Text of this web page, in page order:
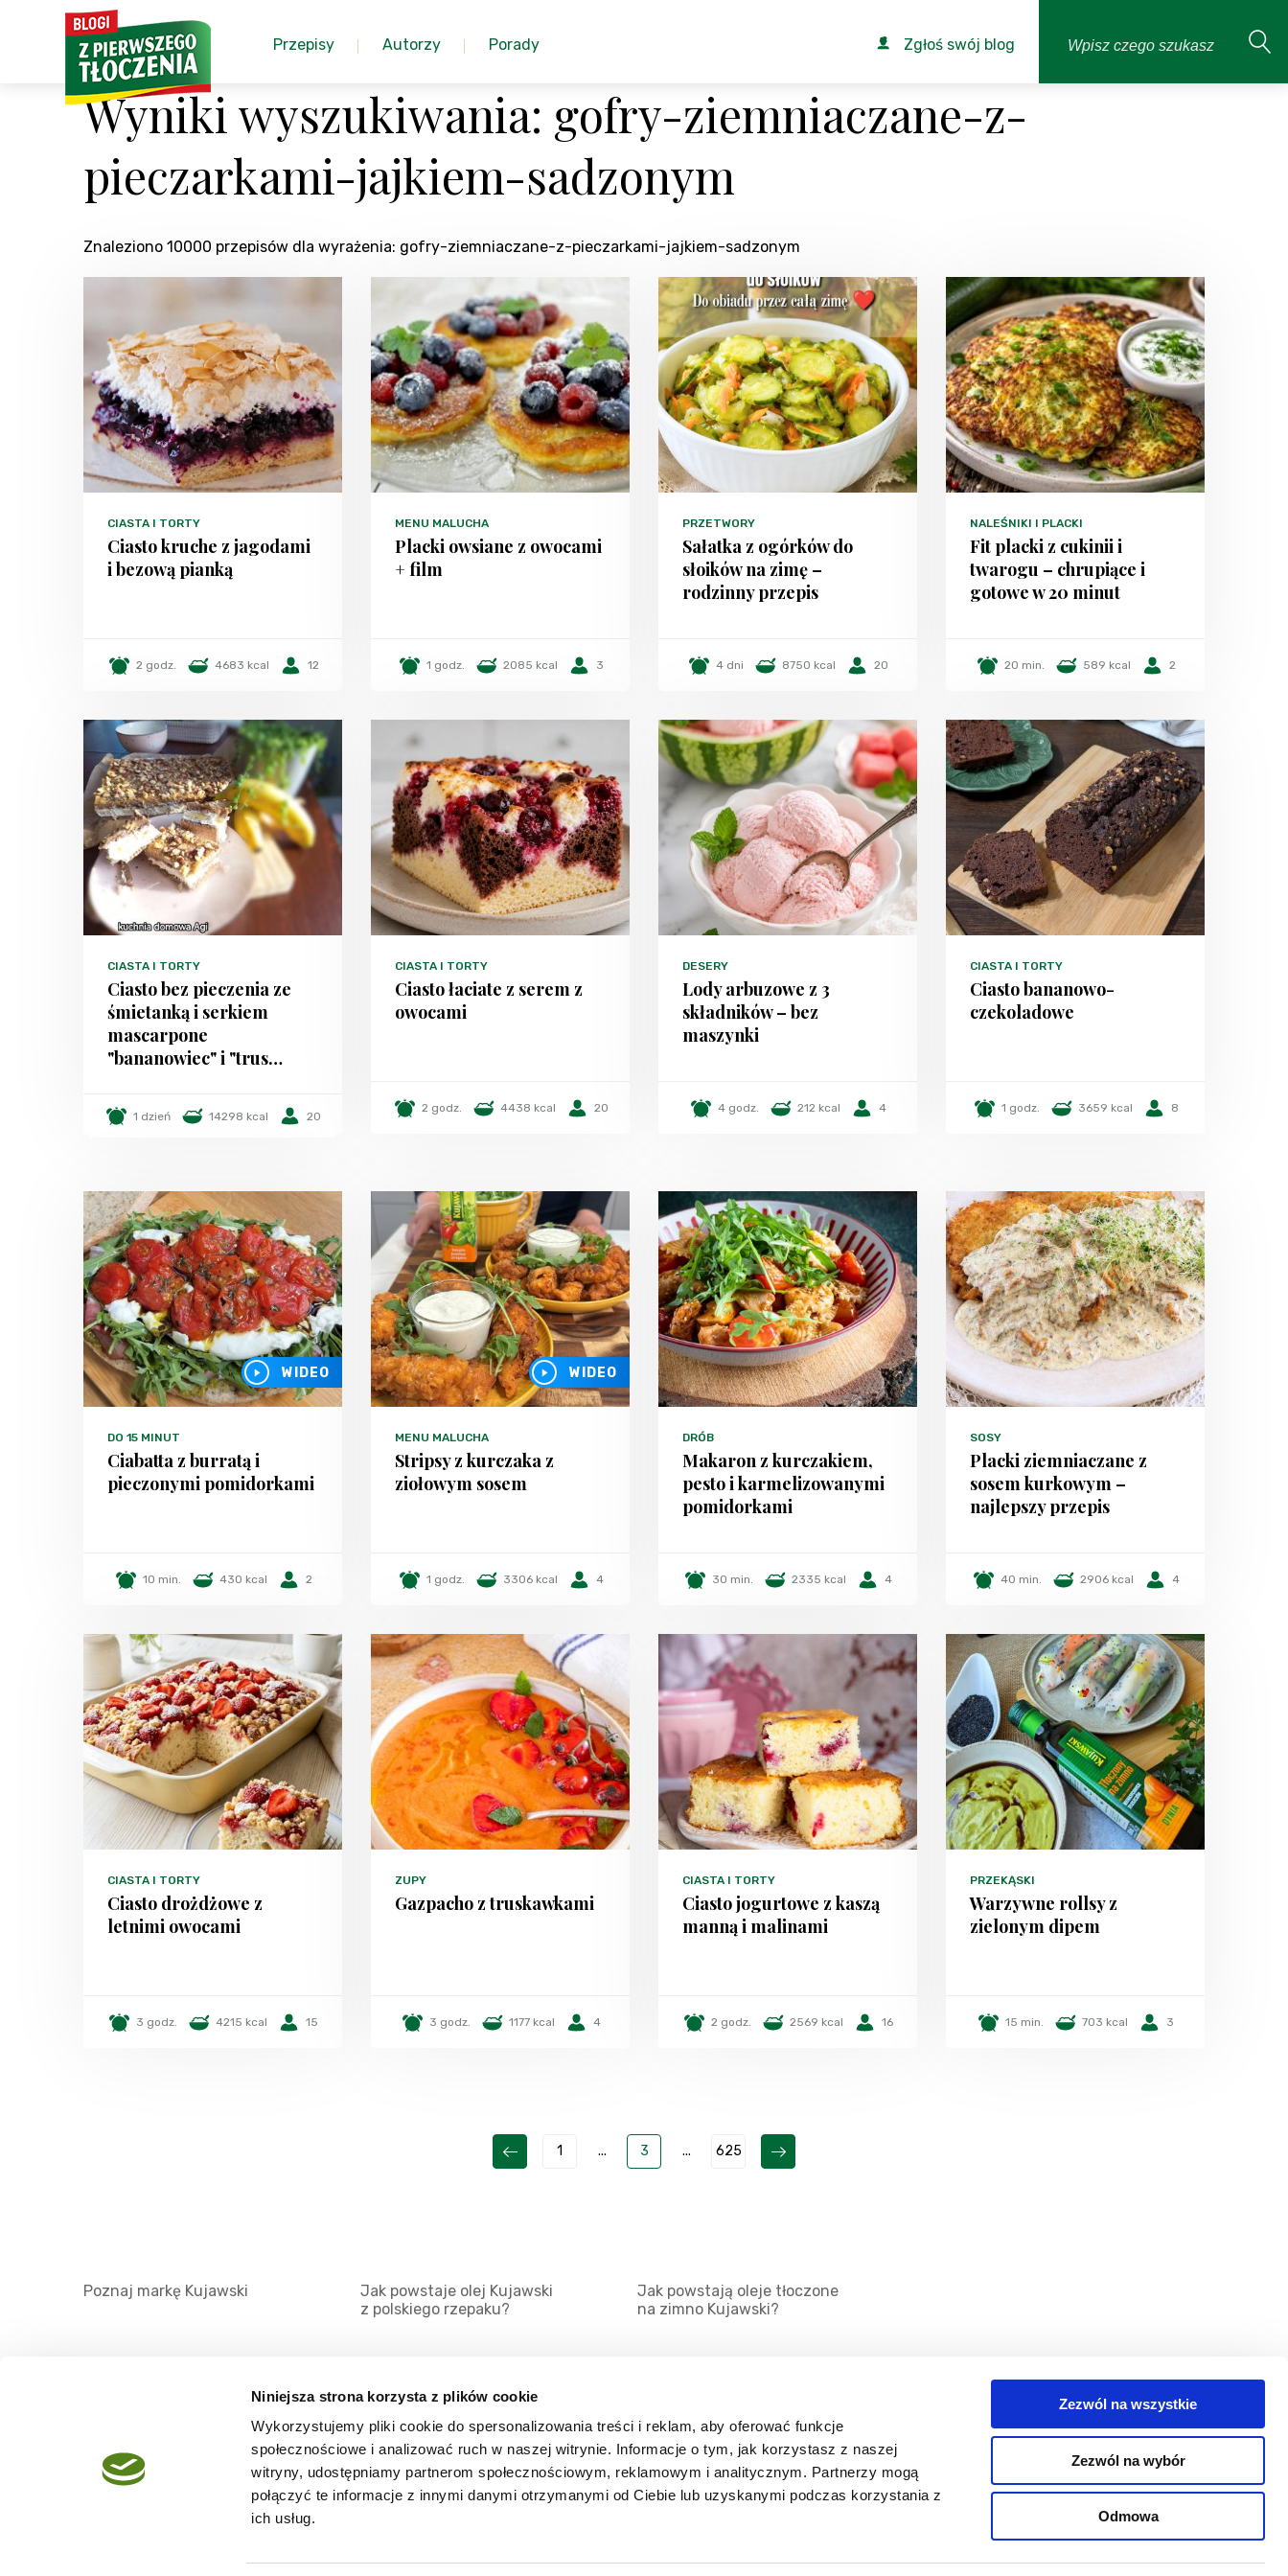
Niniejsza strona korzysta z plików cookie
Wykorzystujemy pliki cookie do spersonalizowania treści i reklam, aby oferować funkcje
społecznościowe i analizować ruch w naszej witrynie. Informacje o tym, jak korzystasz z naszej
witryny, udostępniamy partnerom społecznościowym, reklamowym i analitycznym. Partnerzy mogą
połączyć te informacje z innymi danymi otrzymanymi od Ciebie lub uzyskanymi podczas korzystania z
ich usług.
Zezwól na wszystkie
Zezwól na wybór
Odmowa
Przepisy Autorzy Porady Zgłoś swój blog
Wyniki wyszukiwania: gofry-ziemniaczane-z-
pieczarkami-jajkiem-sadzonym
Znaleziono 10000 przepisów dla wyrażenia: gofry-ziemniaczane-z-pieczarkami-jajkiem-sadzonym
CIASTA I TORTY
Ciasto kruche z jagodami
i bezową pianką
2 godz. 4683 kcal 12
MENU MALUCHA
Placki owsiane z owocami
+ film
1 godz. 2085 kcal 3
PRZETWORY
Sałatka z ogórków do
słoików na zimę –
rodzinny przepis
4 dni 8750 kcal 20
NALEŚNIKI I PLACKI
Fit placki z cukinii i
twarogu – chrupiące i
gotowe w 20 minut
20 min. 589 kcal 2
CIASTA I TORTY
Ciasto bez pieczenia ze
śmietanką i serkiem
mascarpone
"bananowiec" i "trus…
1 dzień 14298 kcal 20
CIASTA I TORTY
Ciasto łaciate z serem z
owocami
2 godz. 4438 kcal 20
DESERY
Lody arbuzowe z 3
składników – bez
maszynki
4 godz. 212 kcal 4
CIASTA I TORTY
Ciasto bananowo-
czekoladowe
1 godz. 3659 kcal 8
WIDEO
DO 15 MINUT
Ciabatta z burratą i
pieczonymi pomidorkami
10 min. 430 kcal 2
WIDEO
MENU MALUCHA
Stripsy z kurczaka z
ziołowym sosem
1 godz. 3306 kcal 4
DRÓB
Makaron z kurczakiem,
pesto i karmelizowanymi
pomidorkami
30 min. 2335 kcal 4
SOSY
Placki ziemniaczane z
sosem kurkowym –
najlepszy przepis
40 min. 2906 kcal 4
CIASTA I TORTY
Ciasto drożdżowe z
letnimi owocami
3 godz. 4215 kcal 15
ZUPY
Gazpacho z truskawkami
3 godz. 1177 kcal 4
CIASTA I TORTY
Ciasto jogurtowe z kaszą
manną i malinami
2 godz. 2569 kcal 16
PRZEKĄSKI
Warzywne rollsy z
zielonym dipem
15 min. 703 kcal 3
1 ... 3 ... 625
Poznaj markę Kujawski
Jak powstaje olej Kujawski
z polskiego rzepaku?
Jak powstają oleje tłoczone
na zimno Kujawski?
Regulamin
Mapa serwisu
Kanały RSS
Porady
Kategorie
Kontakt
Zaloguj się